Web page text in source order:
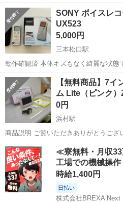
の方にお譲りします。 こちらの受渡し
ます。 受け渡し日時 月〜金曜日（平
米子南店駐車場。 ご質問不明点...
鳥取 米子市 博労町駅 映像
プロジェクター
SONY ボイスレ
UX523
5,000円
三本松口駅
動作確認済 本体キズもなく綺麗な状態
鳥取 米子市 三本松口駅 映
ICD
【無料商品】7イ
ム Lite（ピンク
0円
浜村駅
​商品説明 ご覧いただきありがとうございます。 ​ZOX（ゾックス）製の
7インチデジタルフォトフレームです
アな外枠がおしゃれなデザインで、お
す。 ​【商品...
鳥取 鳥取市 浜村駅 映像プ
7インチ
≪寮無料・月収
工場での機械操
時給1,400円
日払い
株式会社BREXA Next